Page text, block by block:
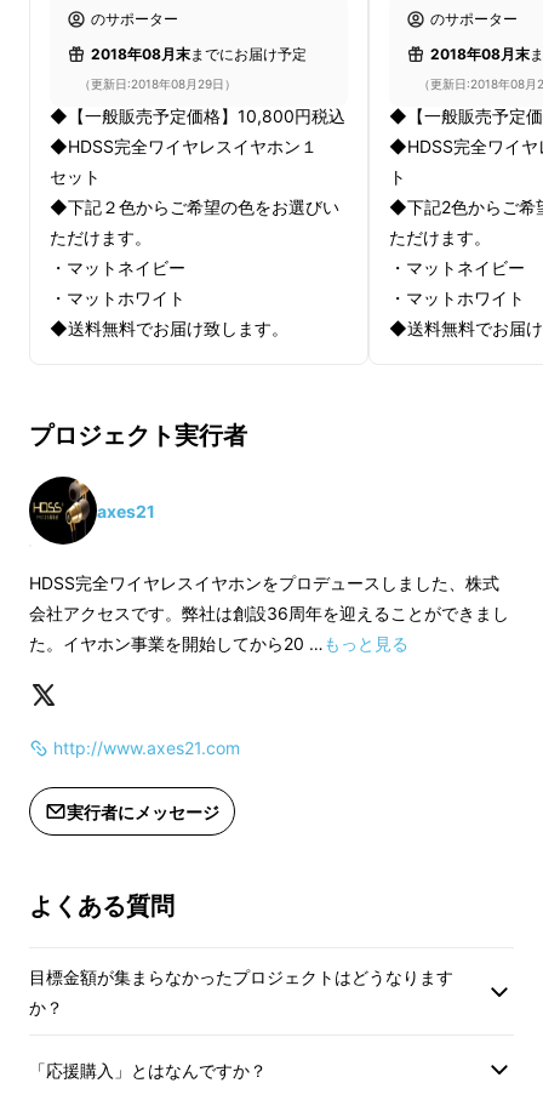
〜 HDSS®技術搭載の3Dサウンド完全ワイヤ
前回のHDSSイヤホンは、イヤホン内部のス
6.5ｍｍのHDSS（ETL）搭載できましたが、今
回の完全ワイヤレスの内部はとても繊細
が6ｍｍということで、ライセンス契約を取得
Co Ltd社の協力により、完全ワイヤレス内部
で最大限に生かせる4ｍｍのHDSS（ETL）を
製品化に漕ぎ着けました。
のサポーター
2018年08月末までにお届け予定
（更新日:2018年08月29日）
◆【一般販売予定価格】10,800円税込
◆HDSS完全ワイヤレスイヤホン１
セット
◆下記２色からご希望の色をお選びい
ただけます。
・マットネイビー
・マットホワイト
◆送料無料でお届け致します。
のサポーター
2018年08月末
（更新日:2018年08月
◆【一般販売予定
◆HDSS完全ワイヤ
ト
◆下記2色からご希
ただけます。
・マットネイビー
・マットホワイト
◆送料無料でお届
プロジェクト実行者
axes21
HDSS完全ワイヤレスイヤホンをプロデュースしました、株式
会社アクセスです。弊社は創設36周年を迎えることができまし
た。イヤホン事業を開始してから20 …もっと見る
http://www.axes21.com
実行者にメッセージ
よくある質問
目標金額が集まらなかったプロジェクトはどうなります
か？
「応援購入」とはなんですか？